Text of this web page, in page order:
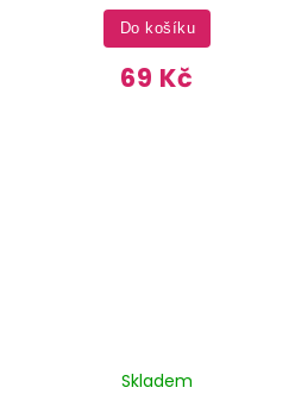
69 Kč
Do košíku
Skladem